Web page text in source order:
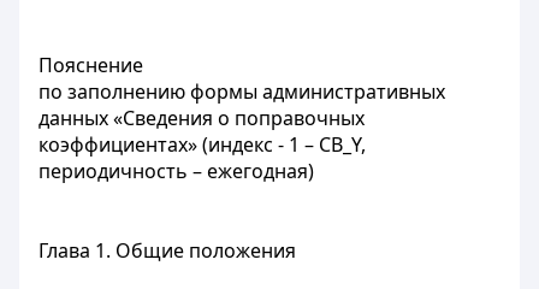
Пояснение
по заполнению формы административных
данных «Сведения о поправочных
коэффициентах» (индекс - 1 – CB_Y,
периодичность – ежегодная)
Глава 1. Общие положения